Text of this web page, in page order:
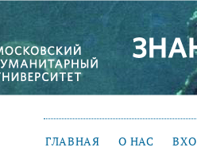
ГЛАВНАЯ О НАС